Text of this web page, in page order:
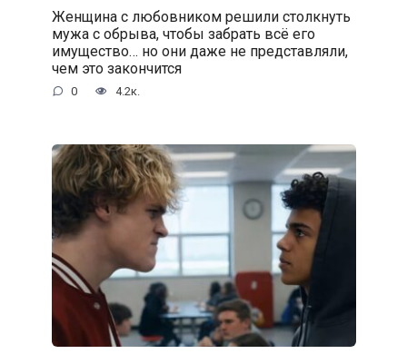
Женщина с любовником решили столкнуть
мужа с обрыва, чтобы забрать всё его
имущество… но они даже не представляли,
чем это закончится
0 4.2к.